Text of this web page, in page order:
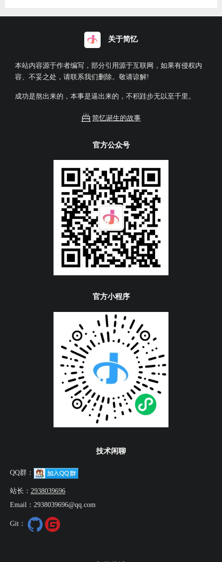
关于简忆
本站内容源于作者编写，部分引用源于互联网，如果有侵权内
容、不妥之处，请联系我们删除。敬请谅解!
成功是熬出来的，本事是逼出来的，不积跬步无以至千里。
简忆诞生的故事
官方公众号
官方小程序
技术闲聊
QQ群：
站长： 2938039696
Email：2938039696@qq.com
Git：